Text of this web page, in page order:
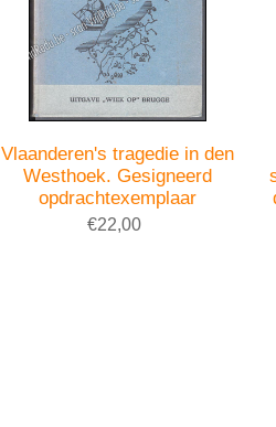
Vlaanderen's tragedie in den
Westhoek. Gesigneerd
opdrachtexemplaar
€22,00